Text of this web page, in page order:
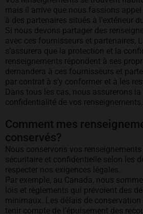
mais il arrive que nous fassions
à des partenaires situés à l’extérieur
Si nous devons partager des
avec ces fournisseurs et partenaires,
s’assurera que la protection et la
renseignements répondent à ses
demandera à ces fournisseurs et
par contrat à s’y conformer et à les
Dans tous les cas, nous assurerons
confidentialité de vos renseignements.
Comment mes
conservés?
Nous conservons vos
sécuritaire et confidentielle selon les
respecter nos exigences légales.
Par exemple, au Canada, nous
lois et règlements qui prévoient des
minimaux. Les délais de
tenir compte de l’épuisement des